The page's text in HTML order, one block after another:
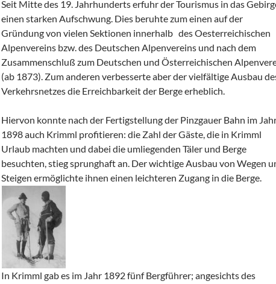
Seit Mitte des 19. Jahrhunderts erfuhr der Tourismus in das
einen starken Aufschwung. Dies beruhte zum einen auf der
Gründung von vielen Sektionen innerhalb des Oesterreichischen
Alpenvereins bzw. des Deutschen Alpenvereins und nach dem
Zusammenschluß zum Deutschen und Österreichischen
(ab 1873). Zum anderen verbesserte aber der vielfältige Ausbau
Verkehrsnetzes die Erreichbarkeit der Berge erheblich.
Hiervon konnte nach der Fertigstellung der Pinzgauer Bahn im
1898 auch Krimml profitieren: die Zahl der Gäste, die in Krimml
Urlaub machten und dabei die umliegenden Täler und Berge
besuchten, stieg sprunghaft an. Der wichtige Ausbau von Wegen
Steigen ermöglichte ihnen einen leichteren Zugang in die Berge.
In Krimml gab es im Jahr 1892 fünf Bergführer; angesichts des